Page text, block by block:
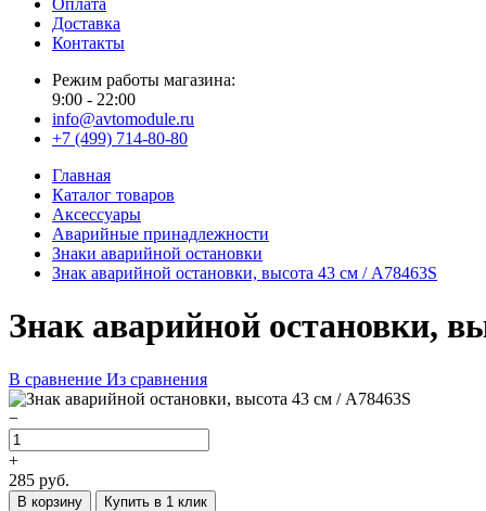
Оплата
Доставка
Контакты
Режим работы магазина:
9:00 - 22:00
info@avtomodule.ru
+7 (499) 714-80-80
Главная
Каталог товаров
Аксессуары
Аварийные принадлежности
Знаки аварийной остановки
Знак аварийной остановки, высота 43 см / A78463S
Знак аварийной остановки,
В сравнение Из сравнения
−
+
285 руб.
В корзину Купить в 1 клик